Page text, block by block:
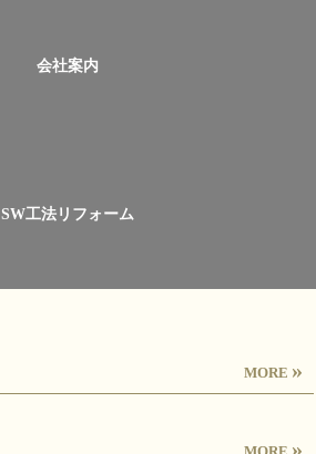
会社案内
SW工法リフォーム
MORE »
»